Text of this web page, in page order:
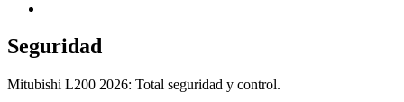
Seguridad
Mitubishi L200 2026: Total seguridad y control.